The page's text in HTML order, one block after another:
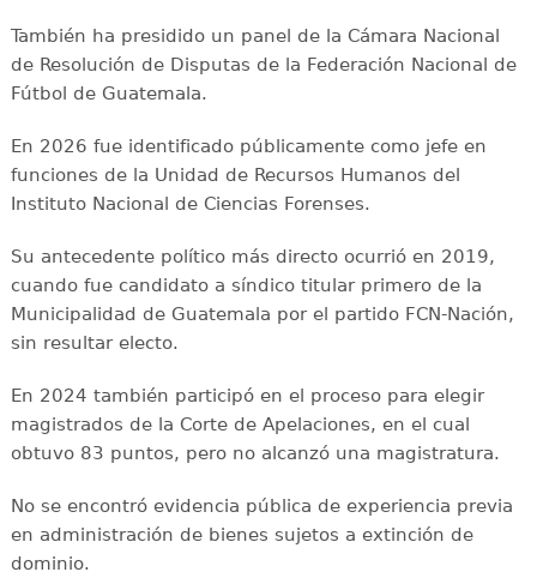
También ha presidido un panel de la Cámara Nacional
de Resolución de Disputas de la Federación Nacional de
Fútbol de Guatemala.
En 2026 fue identificado públicamente como jefe en
funciones de la Unidad de Recursos Humanos del
Instituto Nacional de Ciencias Forenses.
Su antecedente político más directo ocurrió en 2019,
cuando fue candidato a síndico titular primero de la
Municipalidad de Guatemala por el partido FCN-Nación,
sin resultar electo.
En 2024 también participó en el proceso para elegir
magistrados de la Corte de Apelaciones, en el cual
obtuvo 83 puntos, pero no alcanzó una magistratura.
No se encontró evidencia pública de experiencia previa
en administración de bienes sujetos a extinción de
dominio.